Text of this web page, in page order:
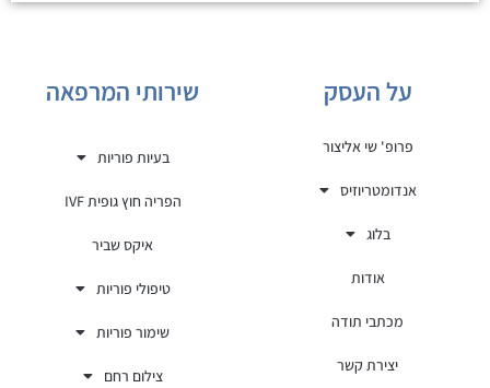
על העסק
פרופ' שי אליצור
אנדומטריוזיס
בלוג
אודות
מכתבי תודה
יצירת קשר
שירותי המרפאה
בעיות פוריות
הפריה חוץ גופית IVF
איקס שביר
טיפולי פוריות
שימור פוריות
צילום רחם